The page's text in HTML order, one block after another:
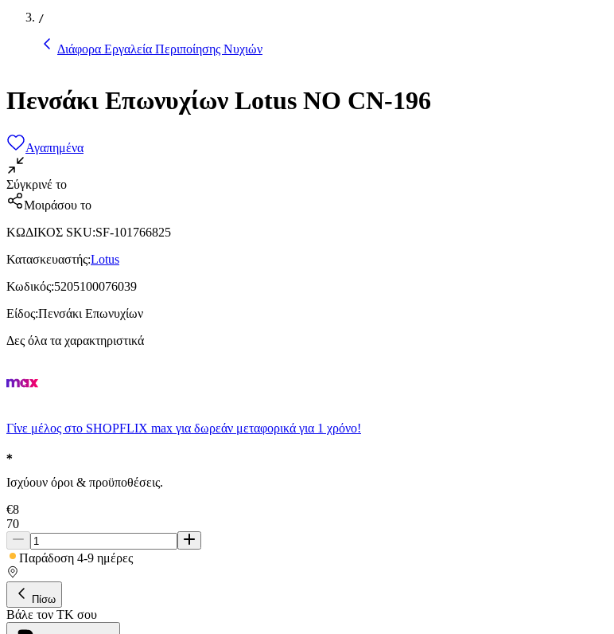
/
Διάφορα Εργαλεία Περιποίησης Νυχιών
Πενσάκι Επωνυχίων Lotus ΝΟ CN-196
Αγαπημένα
Σύγκρινέ το
Μοιράσου το
ΚΩΔΙΚΟΣ SKU:SF-101766825
Κατασκευαστής:Lotus
Κωδικός:5205100076039
Είδος:Πενσάκι Επωνυχίων
Δες όλα τα χαρακτηριστικά
Γίνε μέλος στο SHOPFLIX max για δωρεάν μεταφορικά για 1 χρόνο!
Ισχύουν όροι & προϋποθέσεις.
€8
70
Παράδοση 4-9 ημέρες
Πίσω
Βάλε τον ΤΚ σου